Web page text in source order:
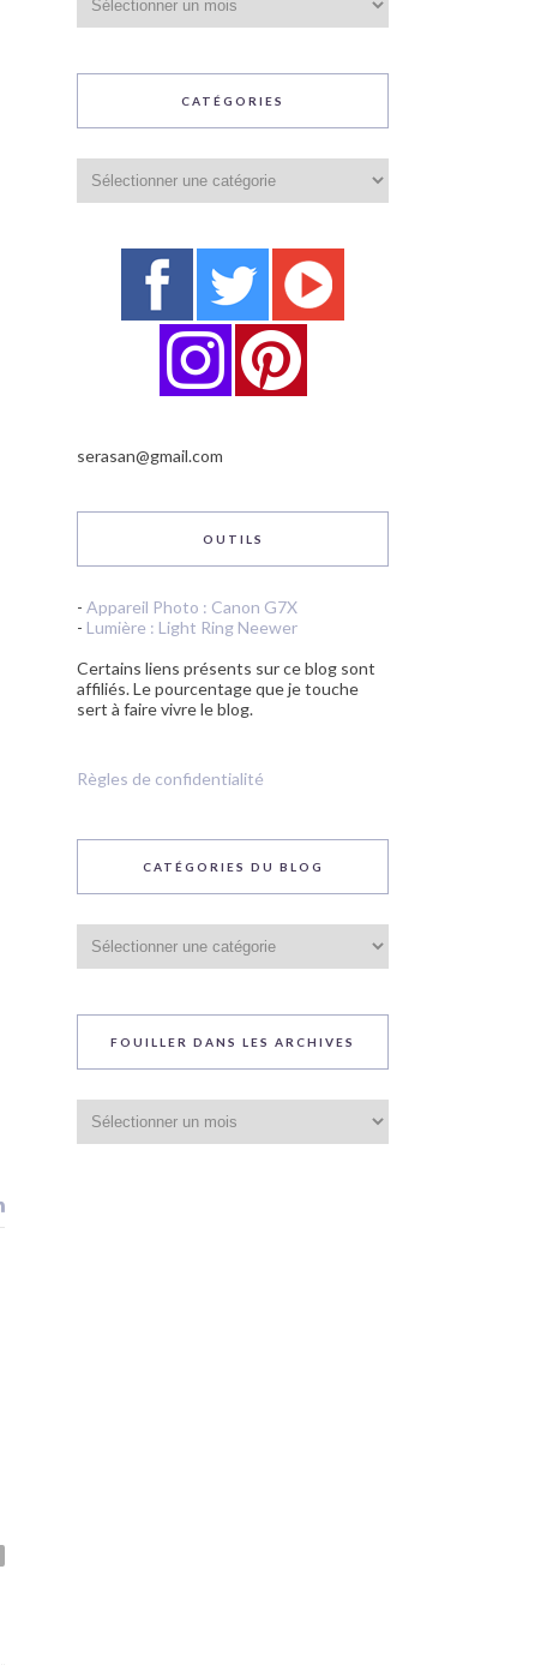
CATÉGORIES
serasan@gmail.com
OUTILS
- Appareil Photo : Canon G7X
- Lumière : Light Ring Neewer
Certains liens présents sur ce blog sont
affiliés. Le pourcentage que je touche
sert à faire vivre le blog.
Règles de confidentialité
CATÉGORIES DU BLOG
du
blog
FOUILLER DANS LES ARCHIVES
dans
les